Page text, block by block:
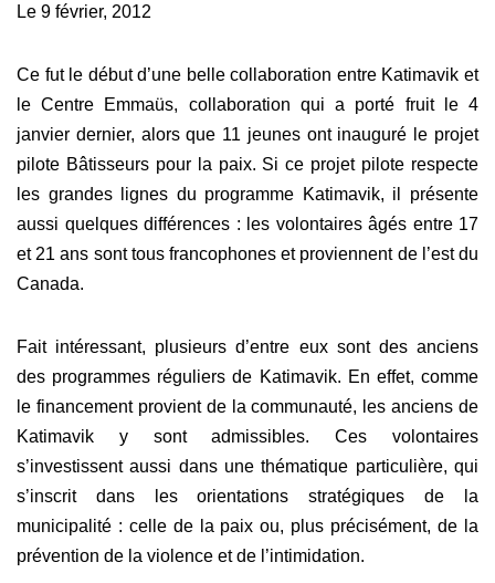
Le 9 février, 2012
Ce fut le début d’une belle collaboration entre Katimavik et
le Centre Emmaüs, collaboration qui a porté fruit le 4
janvier dernier, alors que 11 jeunes ont inauguré le projet
pilote Bâtisseurs pour la paix. Si ce projet pilote respecte
les grandes lignes du programme Katimavik, il présente
aussi quelques différences : les volontaires âgés entre 17
et 21 ans sont tous francophones et proviennent de l’est du
Canada.
Fait intéressant, plusieurs d’entre eux sont des anciens
des programmes réguliers de Katimavik. En effet, comme
le financement provient de la communauté, les anciens de
Katimavik y sont admissibles.Ces volontaires
s’investissent aussi dans une thématique particulière, qui
s’inscrit dans les orientations stratégiques de la
municipalité : celle de la paix ou, plus précisément, de la
prévention de la violence et de l’intimidation.